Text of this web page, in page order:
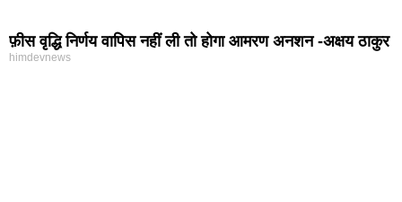
फ़ीस वृद्धि निर्णय वापिस नहीं ली तो होगा आमरण अनशन -अक्षय ठाकुर
himdevnews